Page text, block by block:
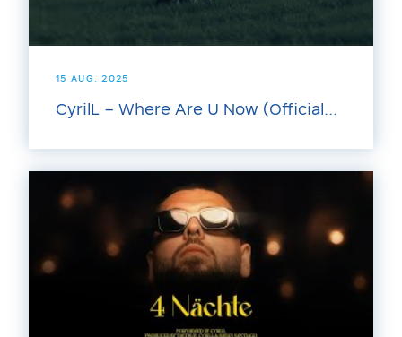
15 AUG. 2025
CyrilL – Where Are U Now (Official...